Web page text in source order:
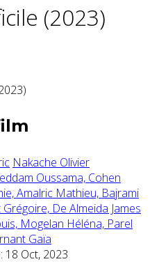
(2023)
Nakache Olivier
Oussama, Cohen
Amalric Mathieu, Bajrami
Grégoire, De Almeida James
Mogelan Héléna, Parel
Gaïa
18 Oct, 2023